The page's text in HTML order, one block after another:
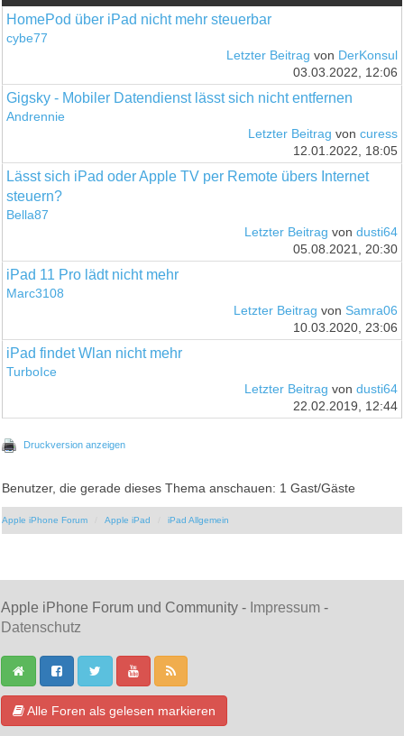
HomePod über iPad nicht mehr steuerbar
cybe77
Letzter Beitrag von DerKonsul
03.03.2022, 12:06
Gigsky - Mobiler Datendienst lässt sich nicht entfernen
Andrennie
Letzter Beitrag von curess
12.01.2022, 18:05
Lässt sich iPad oder Apple TV per Remote übers Internet
steuern?
Bella87
Letzter Beitrag von dusti64
05.08.2021, 20:30
iPad 11 Pro lädt nicht mehr
Marc3108
Letzter Beitrag von Samra06
10.03.2020, 23:06
iPad findet Wlan nicht mehr
TurboIce
Letzter Beitrag von dusti64
22.02.2019, 12:44
Druckversion anzeigen
Benutzer, die gerade dieses Thema anschauen: 1 Gast/Gäste
Apple iPhone Forum Apple iPad iPad Allgemein
Apple iPhone Forum und Community - Impressum -
Datenschutz
Alle Foren als gelesen markieren